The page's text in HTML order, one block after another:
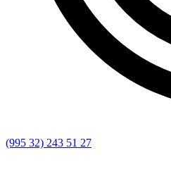
(995 32) 243 51 27